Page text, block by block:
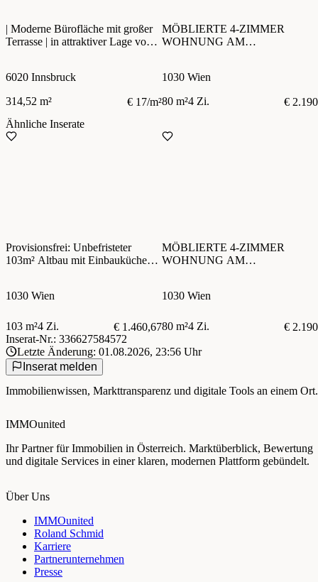
| Moderne Bürofläche mit großer
Terrasse | in attraktiver Lage von
6020 Innsbruck
314,52 m²
€ 17/m²
MÖBLIERTE 4-ZIMMER
WOHNUNG AM
1030 Wien
80 m²4 Zi.
€ 2.190
Ähnliche Inserate
Provisionsfrei: Unbefristeter
103m² Altbau mit Einbauküche
1030 Wien
103 m²4 Zi. € 1.460,67
MÖBLIERTE 4-ZIMMER
WOHNUNG AM
1030 Wien
80 m²4 Zi.
€ 2.190
Inserat-Nr.: 336627584572
Letzte Änderung: 01.08.2026, 23:56 Uhr
Inserat melden
Immobilienwissen, Markttransparenz und digitale Tools an einem Ort.
IMMOunited
Ihr Partner für Immobilien in Österreich. Marktüberblick, Bewertung
und digitale Services in einer klaren, modernen Plattform gebündelt.
Über Uns
IMMOunited
Roland Schmid
Karriere
Partnerunternehmen
Presse